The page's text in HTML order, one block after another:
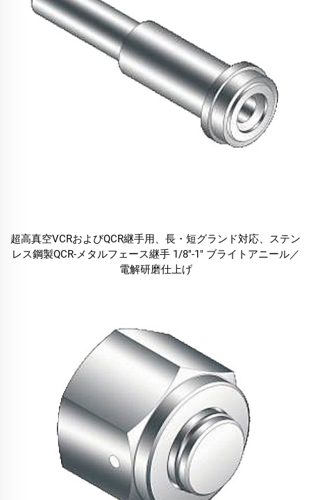
超高真空VCRおよびQCR継手用、長・短グランド対応、ステン
レス鋼製QCR-メタルフェース継手 1/8"-1" ブライトアニール／
電解研磨仕上げ